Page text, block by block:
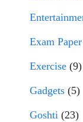
Exam Paper
Exercise (9)
Gadgets (5)
Goshti (23)